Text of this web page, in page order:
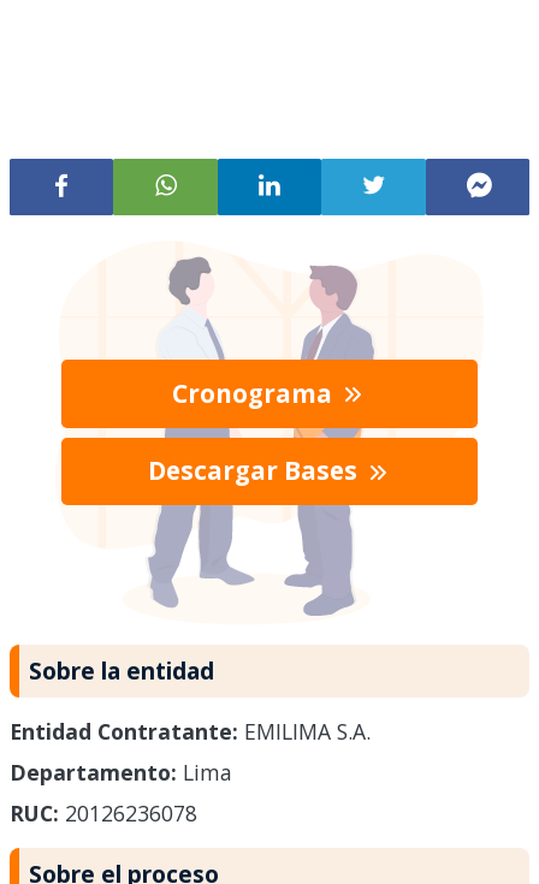
Cronograma
Descargar Bases
Sobre la entidad
Entidad Contratante: EMILIMA S.A.
Departamento: Lima
RUC: 20126236078
Sobre el proceso